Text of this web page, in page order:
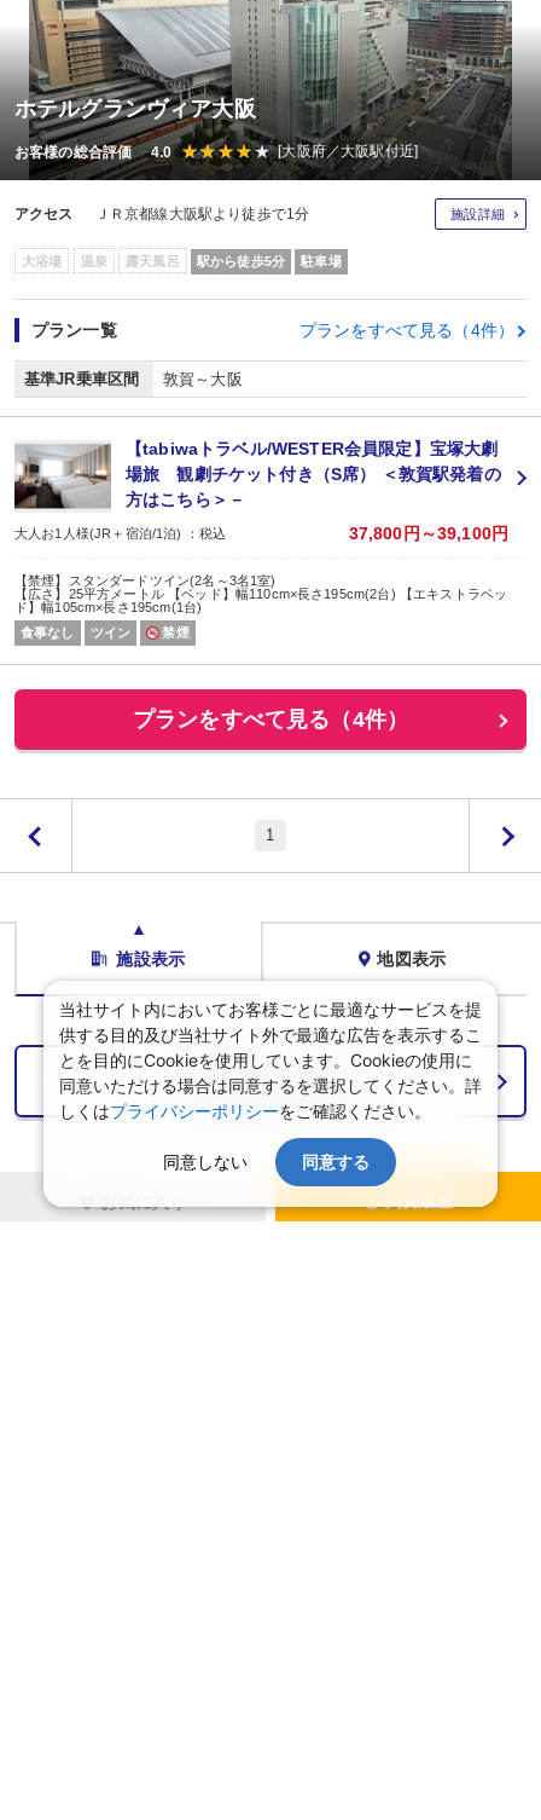
ホテルグランヴィア大阪
お客様の総合評価 4.0 [大阪府／大阪駅付近]
アクセス ＪＲ京都線大阪駅より徒歩で1分 施設詳細
大浴場 温泉 露天風呂 駅から徒歩5分 駐車場
プラン一覧 プランをすべて見る（4件）
基準JR乗車区間 敦賀～大阪
【tabiwaトラベル/WESTER会員限定】宝塚大劇
場旅 観劇チケット付き（S席） ＜敦賀駅発着の
方はこちら＞－
大人お1人様(JR＋宿泊/1泊) ：税込 37,800円～39,100円
【禁煙】スタンダードツイン(2名～3名1室)
【広さ】25平方メートル 【ベッド】幅110cm×長さ195cm(2台) 【エキストラベッ
ド】幅105cm×長さ195cm(1台)
食事なし
ツイン 禁煙
プランをすべて見る（4件）
1
施設表示 地図表示
検索条件を設定する
閲覧履歴
当社サイト内においてお客様ごとに最適なサービスを提
供する目的及び当社サイト外で最適な広告を表示するこ
とを目的にCookieを使用しています。Cookieの使用に
同意いただける場合は同意するを選択してください。詳
しくはプライバシーポリシーをご確認ください。
同意しない 同意する